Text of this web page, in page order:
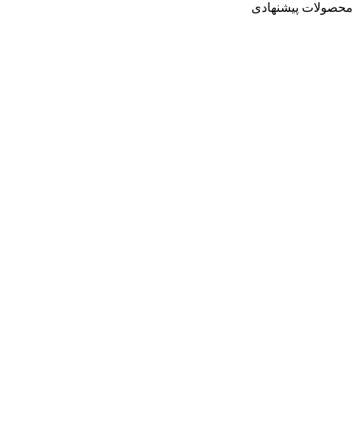
محصولات پیشنهادی